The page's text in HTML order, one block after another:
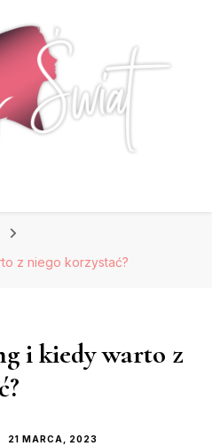
Pań, które lubią być na
trendami.
z niego korzystać?
i kiedy warto z
21 MARCA, 2023